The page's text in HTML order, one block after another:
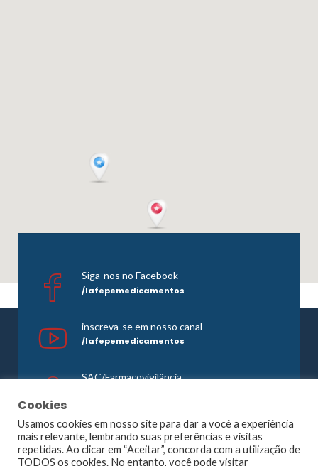
Siga-nos no Facebook
/lafepemedicamentos
inscreva-se em nosso canal
/lafepemedicamentos
SAC/Farmacovigilância
©1965 - 2026 Todos os direitos reservados. Lafepe |
Cookies
Usamos cookies em nosso site para dar a você a experiência
mais relevante, lembrando suas preferências e visitas
repetidas. Ao clicar em “Aceitar”, concorda com a utilização de
TODOS os cookies. No entanto, você pode visitar